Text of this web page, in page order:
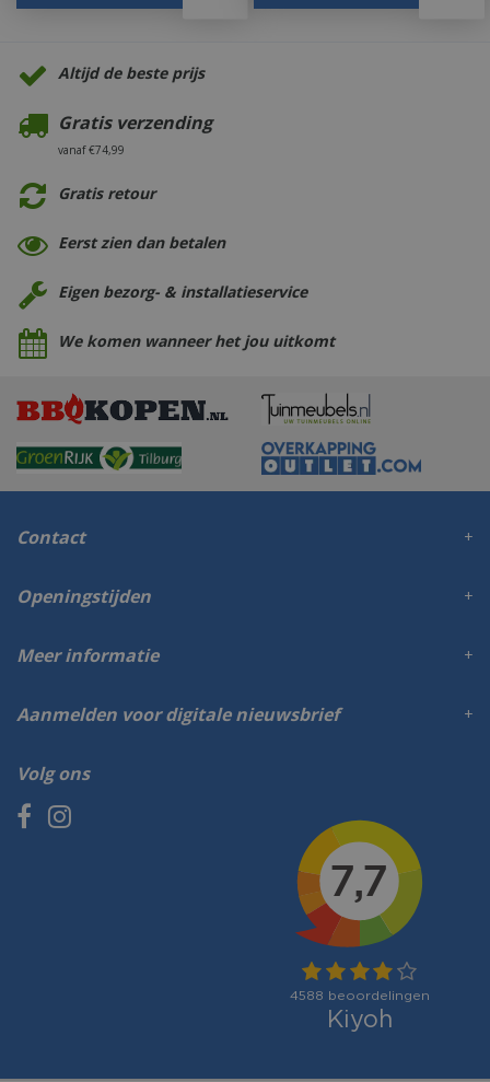
Altijd de beste prijs
Gratis verzending
vanaf €74,99
Gratis retour
Eerst zien dan betalen
Eigen bezorg- & installatieservice
We komen wanneer het jou uitkomt
Contact
Volg ons
Openingstijden
Meer informatie
Aanmelden voor digitale nieuwsbrief